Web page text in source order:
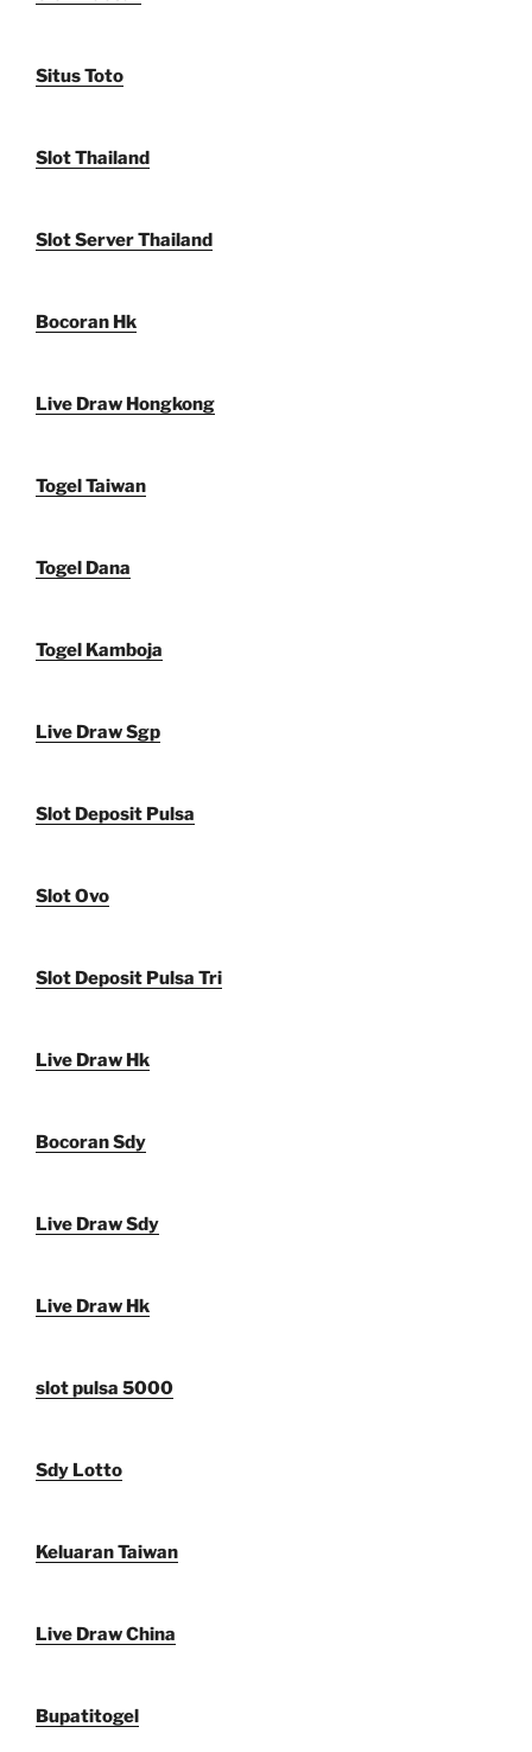
Situs Toto
Slot Thailand
Slot Server Thailand
Bocoran Hk
Live Draw Hongkong
Togel Taiwan
Togel Dana
Togel Kamboja
Live Draw Sgp
Slot Deposit Pulsa
Slot Ovo
Slot Deposit Pulsa Tri
Live Draw Hk
Bocoran Sdy
Live Draw Sdy
Live Draw Hk
slot pulsa 5000
Sdy Lotto
Keluaran Taiwan
Live Draw China
Bupatitogel